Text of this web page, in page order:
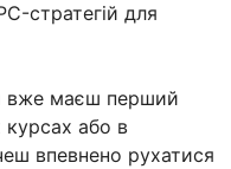
стратегій для
вже маєш перший
курсах або в
впевнено рухатися